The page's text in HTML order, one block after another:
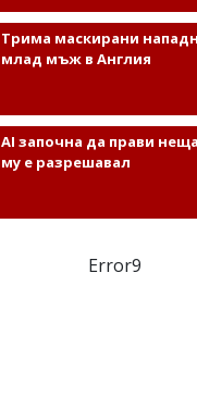
Трима маскирани
млад мъж в Англия
AI започна да прави
му е разрешавал
Error9